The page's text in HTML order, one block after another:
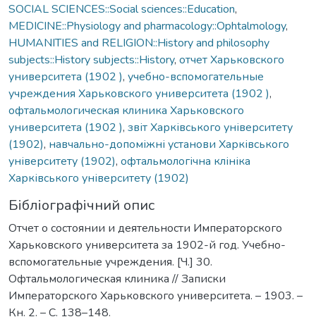
SOCIAL SCIENCES::Social sciences::Education,
MEDICINE::Physiology and pharmacology::Ophtalmology,
HUMANITIES and RELIGION::History and philosophy
subjects::History subjects::History, отчет Харьковского
университета (1902 ), учебно-вспомогательные
учреждения Харьковского университета (1902 ),
офтальмологическая клиника Харьковского
университета (1902 ), звіт Харківського університету
(1902), навчально-допоміжні установи Харківського
університету (1902), офтальмологічна клініка
Харківського університету (1902)
Бібліографічний опис
Отчет о состоянии и деятельности Императорского
Харьковского университета за 1902-й год. Учебно-
вспомогательные учреждения. [Ч.] 30.
Офтальмологическая клиника // Записки
Императорского Харьковского университета. – 1903. –
Кн. 2. – С. 138–148.